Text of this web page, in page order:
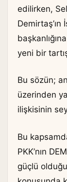
edilirken,
yeni bir
Bu sözün;
üzerinden
ilişkisinin
Bu
PKK’nın
güçlü